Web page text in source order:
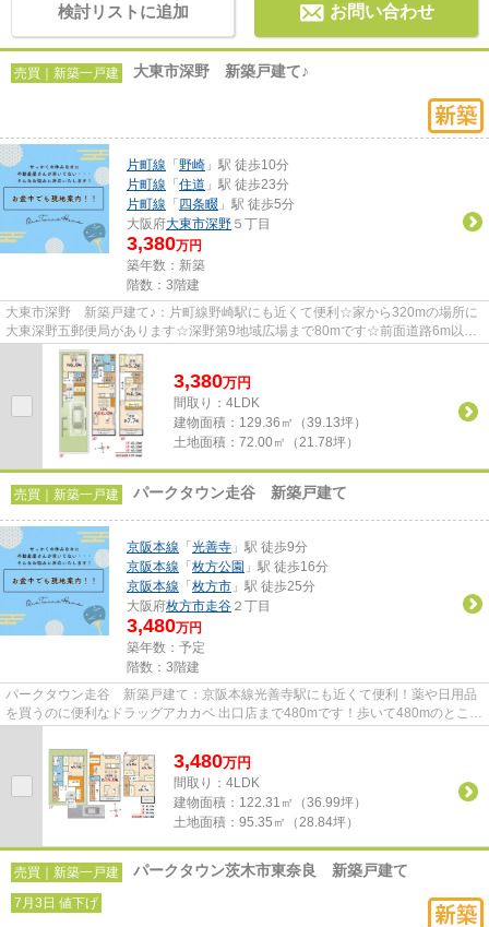
検討リストに追加 お問い合わせ
売買｜新築一戸建 大東市深野 新築戸建て♪
片町線 「 野崎 」駅 徒歩10分
片町線 「 住道 」駅 徒歩23分
片町線 「 四条畷 」駅 徒歩5分
大阪府大東市深野 ５丁目
3,380万円
築年数：新築
階数：3階建
大東市深野 新築戸建て♪：片町線野崎駅にも近くて便利☆家から320mの場所に
大東深野五郵便局があります☆深野第9地域広場まで80mです☆前面道路6m以上
ある物件です☆夢のマイホームを大東...
3,380万円
間取り：4LDK
建物面積： 129.36㎡（39.13坪）
土地面積： 72.00㎡（21.78坪）
売買｜新築一戸建 パークタウン走谷 新築戸建て
京阪本線 「 光善寺 」駅 徒歩9分
京阪本線 「 枚方公園 」駅 徒歩16分
京阪本線 「 枚方市 」駅 徒歩25分
大阪府枚方市走谷 ２丁目
3,480万円
築年数：予定
階数：3階建
パークタウン走谷 新築戸建て：京阪本線光善寺駅にも近くて便利！薬や日用品
を買うのに便利なドラッグアカカベ 出口店まで480mです！歩いて480mのところ
3,480万円
間取り：4LDK
建物面積： 122.31㎡（36.99坪）
土地面積： 95.35㎡（28.84坪）
売買｜新築一戸建 パークタウン茨木市東奈良 新築戸建て
7月3日 値下げ